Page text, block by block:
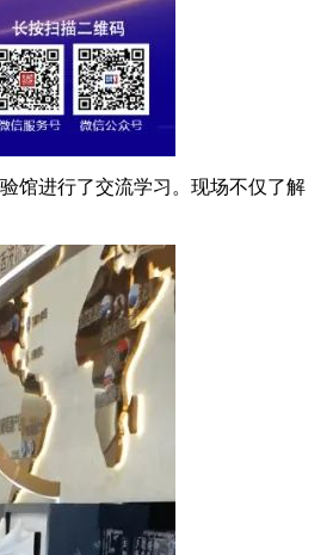
馆进行了交流学习。现场不仅了解